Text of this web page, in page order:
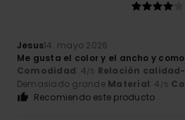
Jesus14. mayo 2026
Me gusta el color y el ancho y
Comodidad: 4/5 Relación
Demasiado grande Material: 4 /5
Recomiendo este producto